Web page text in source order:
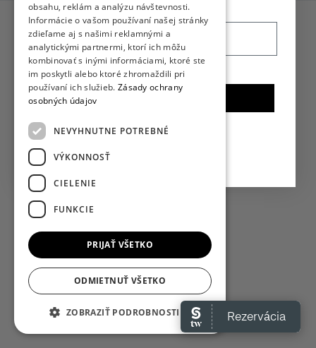
Spustiť kvíz
Spustiť kvíz
obsahu, reklám a analýzu návštevnosti.
Informácie o vašom používaní našej stránky
zdieľame aj s našimi reklamnými a
analytickými partnermi, ktorí ich môžu
kombinovať s inými informáciami, ktoré ste
im poskytli alebo ktoré zhromaždili pri
používaní ich služieb. Zásady ochrany
osobných údajov
NEVYHNUTNE POTREBNÉ
VÝKONNOSŤ
CIELENIE
FUNKCIE
PRIJAŤ VŠETKO
ODMIETNUŤ VŠETKO
ZOBRAZIŤ PODROBNOSTI
Email